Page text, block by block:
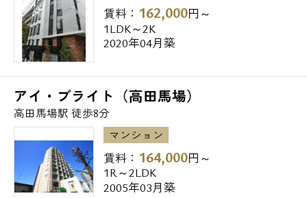
＝＝＝＝＝＝＝＝＝＝＝＝＝＝＝＝＝＝＝＝
＝＝＝＝＝＝＝＝＝＝＝
【ASTILE高田馬場（アスティーレ高田馬場）
の周辺環境】
■ショッピング施設
スーパーオオゼキ高田馬場店 ・・・
181m
マルエツプチ高田馬場店 ・・・ 212m
西友高田馬場店 ・・・ 241m
賃料： 162,000円～
1LDK～2K
2020年04月築
アイ・ブライト（高田馬場）
高田馬場駅 徒歩8分
マンション
賃料： 164,000円～
1R～2LDK
2005年03月築